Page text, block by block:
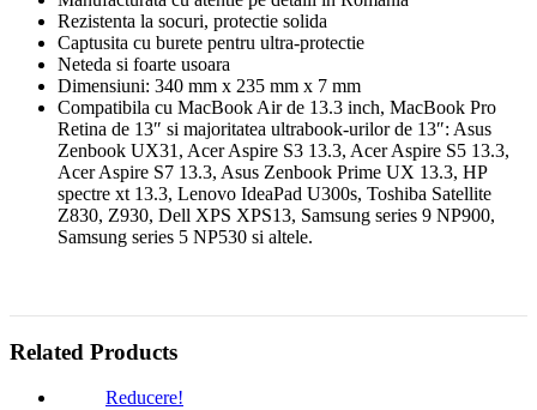
Rezistenta la socuri, protectie solida
Captusita cu burete pentru ultra-protectie
Neteda si foarte usoara
Dimensiuni: 340 mm x 235 mm x 7 mm
Compatibila cu MacBook Air de 13.3 inch, MacBook Pro
Retina de 13″ si majoritatea ultrabook-urilor de 13″: Asus
Zenbook UX31, Acer Aspire S3 13.3, Acer Aspire S5 13.3,
Acer Aspire S7 13.3, Asus Zenbook Prime UX 13.3, HP
spectre xt 13.3, Lenovo IdeaPad U300s, Toshiba Satellite
Z830, Z930, Dell XPS XPS13, Samsung series 9 NP900,
Samsung series 5 NP530 si altele.
Related Products
Reducere!